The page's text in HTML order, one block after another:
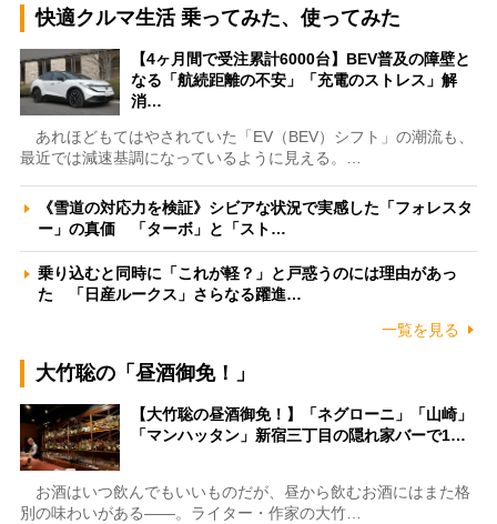
快適クルマ生活 乗ってみた、使ってみた
【4ヶ月間で受注累計6000台】BEV普及の障壁と
なる「航続距離の不安」「充電のストレス」解
消…
あれほどもてはやされていた「EV（BEV）シフト」の潮流も、
最近では減速基調になっているように見える。…
《雪道の対応力を検証》シビアな状況で実感した「フォレスタ
ー」の真価 「ターボ」と「スト…
乗り込むと同時に「これが軽？」と戸惑うのには理由があっ
た 「日産ルークス」さらなる躍進…
一覧を見る
大竹聡の「昼酒御免！」
【大竹聡の昼酒御免！】「ネグローニ」「山崎」
「マンハッタン」新宿三丁目の隠れ家バーで1…
お酒はいつ飲んでもいいものだが、昼から飲むお酒にはまた格
別の味わいがある――。ライター・作家の大竹…